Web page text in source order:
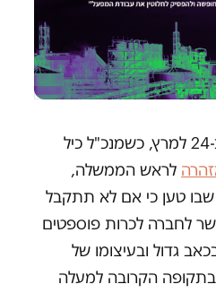
הסיבוב האחרון נרשם ב-24 למרץ, כשמנכ"ל כיל
לראש הממשלה,
טען כי אם לא תתקבל
לחברה לכרות פוספטים
גדול ובעיצומו של
הקרובה למעלה